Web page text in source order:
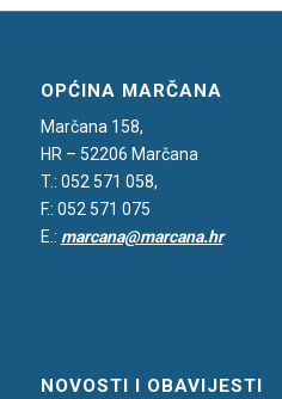
OPĆINA MARČANA
Marčana 158,
HR – 52206 Marčana
T.: 052 571 058,
F.: 052 571 075
E.: marcana@marcana.hr
NOVOSTI I OBAVIJESTI